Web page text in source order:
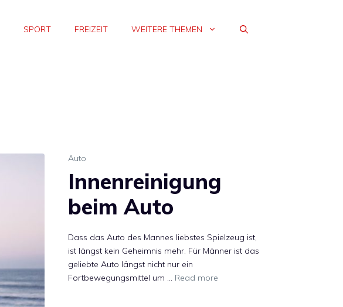
SPORT FREIZEIT WEITERE THEMEN
Auto
Innenreinigung
beim Auto
Dass das Auto des Mannes liebstes Spielzeug ist,
ist längst kein Geheimnis mehr. Für Männer ist das
geliebte Auto längst nicht nur ein
Fortbewegungsmittel um … Read more